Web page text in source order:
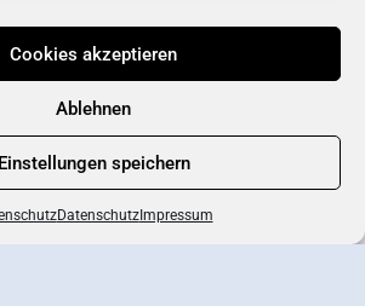
Cookies akzeptieren
Ablehnen
Einstellungen speichern
DatenschutzImpressum